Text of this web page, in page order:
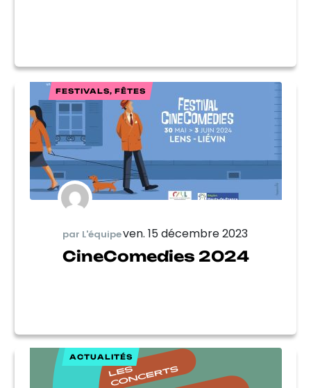
FESTIVALS, FÊTES
par L'équipeven. 15 décembre 2023
CineComedies 2024
ACTUALITÉS